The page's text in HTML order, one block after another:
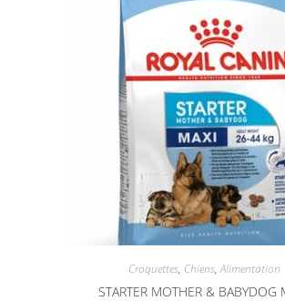
Croquettes, Chiens,Alimentation
STARTER MOTHER & BABYDOG